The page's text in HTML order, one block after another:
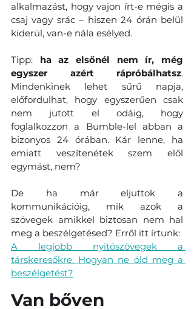
alkalmazást, hogy vajon írt-e mégis a
csaj vagy srác – hiszen 24 órán belül
kiderül, van-e nála esélyed.
Tipp: ha az elsőnél nem ír, még
egyszer azért rápróbálhatsz.
Mindenkinek lehet sűrű napja,
előfordulhat, hogy egyszerűen csak
nem jutott el odáig, hogy
foglalkozzon a Bumble-lel abban a
bizonyos 24 órában. Kár lenne, ha
emiatt veszítenétek szem elől
egymást, nem?
De ha már eljuttok a
kommunikációig, mik azok a
szövegek amikkel biztosan nem hal
meg a beszélgetésed? Erről itt írtunk:
A legjobb nyitószövegek a
társkeresőkre: Hogyan ne öld meg a
beszélgetést?
Van bőven